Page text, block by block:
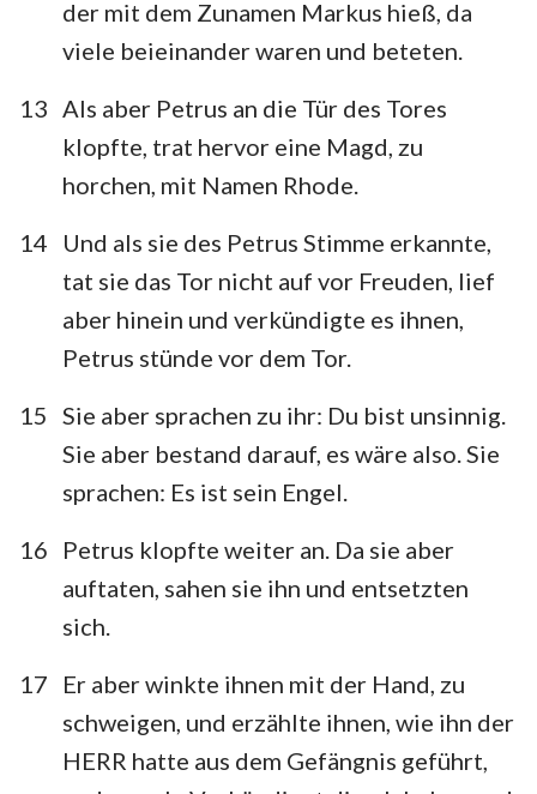
8
9 11 12 13
15
16 17 18 19
22
24 26
der mit dem Zunamen Markus hieß, da
viele beieinander waren und beteten.
13 Als aber Petrus an die Tür des Tores
klopfte, trat hervor eine Magd, zu
horchen, mit Namen Rhode.
14
Und als sie des Petrus Stimme erkannte,
tat sie das Tor nicht auf vor Freuden, lief
aber hinein und verkündigte es ihnen,
Petrus stünde vor dem Tor.
15 Sie aber sprachen zu ihr: Du bist unsinnig.
Sie aber bestand darauf, es wäre also. Sie
sprachen: Es ist sein Engel.
16
Petrus klopfte weiter an. Da sie aber
auftaten, sahen sie ihn und entsetzten
sich.
17
Er aber winkte ihnen mit der Hand, zu
schweigen, und erzählte ihnen, wie ihn der
HERR hatte aus dem Gefängnis geführt,